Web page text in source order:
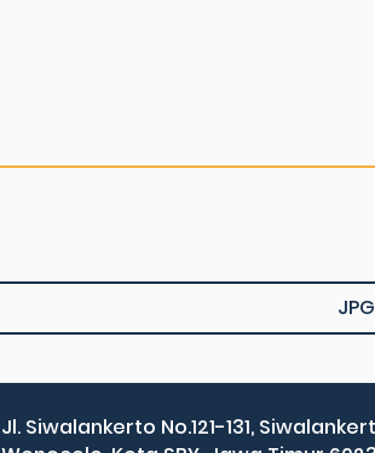
JPG
Jl. Siwalankerto No.121-131,